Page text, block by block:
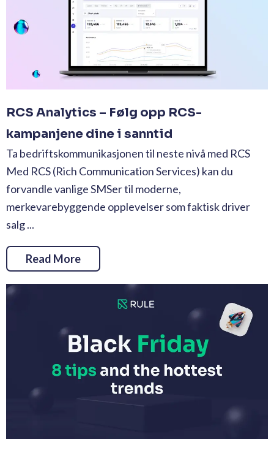
RCS Analytics – Følg opp RCS-
kampanjene dine i sanntid
Ta bedriftskommunikasjonen til neste nivå med RCS
Med RCS (Rich Communication Services) kan du
forvandle vanlige SMSer til moderne,
merkevarebyggende opplevelser som faktisk driver
salg ...
Read More